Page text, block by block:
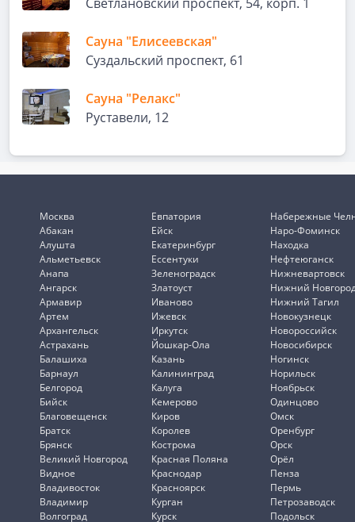
Сауна "Елисеевская"
Суздальский проспект, 61
Сауна "Релакс"
Руставели, 12
Москва
Абакан
Алушта
Альметьевск
Анапа
Ангарск
Армавир
Артем
Архангельск
Астрахань
Балашиха
Барнаул
Белгород
Бийск
Благовещенск
Братск
Брянск
Великий Новгород
Видное
Владивосток
Владимир
Волгоград
Евпатория
Ейск
Екатеринбург
Ессентуки
Зеленоградск
Златоуст
Иваново
Ижевск
Иркутск
Йошкар-Ола
Казань
Калининград
Калуга
Кемерово
Киров
Королев
Кострома
Красная Поляна
Краснодар
Красноярск
Курган
Курск
Набережные
Наро-Фоминск
Находка
Нефтеюганск
Нижневартовск
Нижний
Нижний Тагил
Новокузнецк
Новороссийск
Новосибирск
Ногинск
Норильск
Ноябрьск
Одинцово
Омск
Оренбург
Орск
Орёл
Пенза
Пермь
Петрозаводск
Подольск